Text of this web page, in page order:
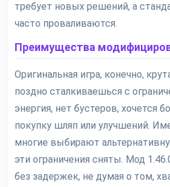
требует новых решений, а
часто проваливаются.
Преимущества
Оригинальная игра, конечно,
поздно сталкиваешься с
энергия, нет бустеров, хочется
покупку шляп или улучшений.
многие выбирают
эти ограничения сняты. Мод
без задержек, не думая о том,